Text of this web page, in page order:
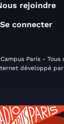
rejoindre
Se connecter
Paris - Tous
développé par